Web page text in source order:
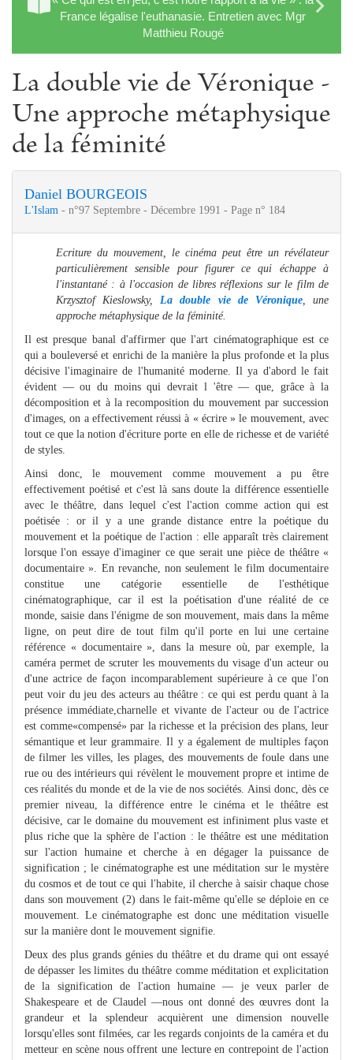
France légalise l'euthanasie. Entretien avec Mgr
Matthieu Rougé
La double vie de Véronique -
Une approche métaphysique
de la féminité
Daniel BOURGEOIS
L'Islam - n°97 Septembre - Décembre 1991 - Page n° 184
Ecriture du mouvement, le cinéma peut être un révélateur
particulièrement sensible pour figurer ce qui échappe à
l'instantané : à l'occasion de libres réflexions sur le film de
Krzysztof Kieslowsky,
La double vie de Véronique, une
approche métaphysique de la féminité.
Il est presque banal d'affirmer que l'art cinématographique est ce
qui a bouleversé et enrichi de la manière la plus profonde et la plus
décisive l'imaginaire de l'humanité moderne. Il ya d'abord le fait
évident — ou du moins qui devrait l 'être — que, grâce à la
décomposition et à la recomposition du mouvement par succession
d'images, on a effectivement réussi à « écrire » le mouvement, avec
tout ce que la notion d'écriture porte en elle de richesse et de variété
de styles.
Ainsi donc, le mouvement comme mouvement a pu être
effectivement poétisé et c'est là sans doute la différence essentielle
avec le théâtre, dans lequel c'est l'action comme action qui est
poétisée : or il y a une grande distance entre la poétique du
mouvement et la poétique de l'action : elle apparaît très clairement
lorsque l'on essaye d'imaginer ce que serait une pièce de théâtre «
documentaire ». En revanche, non seulement le film documentaire
constitue une catégorie essentielle de l'esthétique
cinématographique, car il est la poétisation d'une réalité de ce
monde, saisie dans l'énigme de son mouvement, mais dans la même
ligne, on peut dire de tout film qu'il porte en lui une certaine
référence « documentaire », dans la mesure où, par exemple, la
caméra permet de scruter les mouvements du visage d'un acteur ou
d'une actrice de façon incomparablement supérieure à ce que l'on
peut voir du jeu des acteurs au théâtre : ce qui est perdu quant à la
présence immédiate,charnelle et vivante de l'acteur ou de l'actrice
est comme«compensé» par la richesse et la précision des plans, leur
sémantique et leur grammaire. Il y a également de multiples façon
de filmer les villes, les plages, des mouvements de foule dans une
rue ou des intérieurs qui révèlent le mouvement propre et intime de
ces réalités du monde et de la vie de nos sociétés. Ainsi donc, dès ce
premier niveau, la différence entre le cinéma et le théâtre est
décisive, car le domaine du mouvement est infiniment plus vaste et
plus riche que la sphère de l'action : le théâtre est une méditation
sur l'action humaine et cherche à en dégager la puissance de
signification ; le cinématographe est une méditation sur le mystère
du cosmos et de tout ce qui l'habite, il cherche à saisir chaque chose
dans son mouvement (2) dans le fait-même qu'elle se déploie en ce
mouvement. Le cinématographe est donc une méditation visuelle
sur la manière dont le mouvement signifie.
Deux des plus grands génies du théâtre et du drame qui ont essayé
de dépasser les limites du théâtre comme méditation et explicitation
de la signification de l'action humaine — je veux parler de
Shakespeare et de Claudel —nous ont donné des œuvres dont la
grandeur et la splendeur acquièrent une dimension nouvelle
lorsqu'elles sont filmées, car les regards conjoints de la caméra et du
metteur en scène nous offrent une lecture en contrepoint de l'action